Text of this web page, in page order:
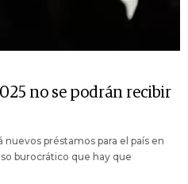
no se podrán recibir
préstamos para el país en
burocrático que hay que